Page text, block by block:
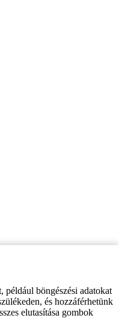
például böngészési adatokat
és hozzáférhetünk
elutasítása gombok